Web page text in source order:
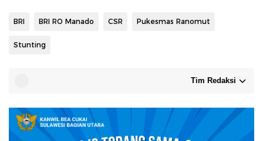
BRI BRI RO Manado CSR Pukesmas Ranomut
Stunting
Tim Redaksi